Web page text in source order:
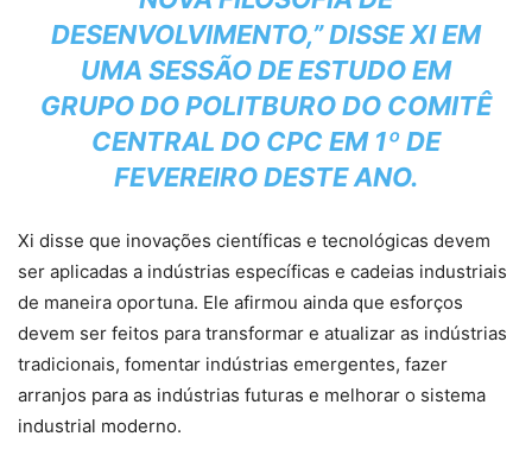
DESENVOLVIMENTO,” DISSE XI EM
UMA SESSÃO DE ESTUDO EM
GRUPO DO POLITBURO DO COMITÊ
CENTRAL DO CPC EM 1º DE
FEVEREIRO DESTE ANO.
Xi disse que inovações científicas e tecnológicas devem
ser aplicadas a indústrias específicas e cadeias industriais
de maneira oportuna. Ele afirmou ainda que esforços
devem ser feitos para transformar e atualizar as indústrias
tradicionais, fomentar indústrias emergentes, fazer
arranjos para as indústrias futuras e melhorar o sistema
industrial moderno.